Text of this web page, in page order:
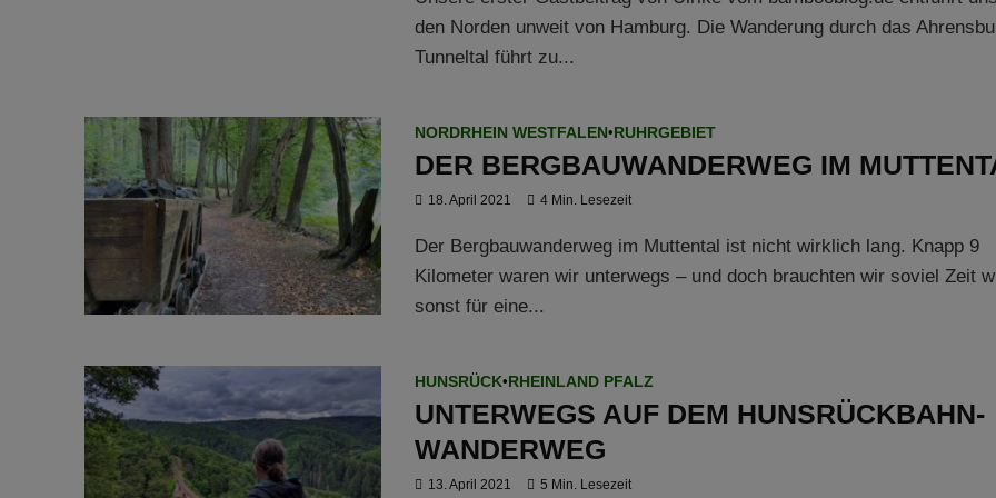
den Norden unweit von Hamburg. Die Wanderung durch das
Tunneltal führt zu...
NORDRHEIN WESTFALEN•RUHRGEBIET
DER BERGBAUWANDERWEG IM
18. April 2021 4 Min. Lesezeit
Der Bergbauwanderweg im Muttental ist nicht wirklich lang. Knapp 9
Kilometer waren wir unterwegs – und doch brauchten wir soviel Zeit
sonst für eine...
HUNSRÜCK•RHEINLAND PFALZ
UNTERWEGS AUF DEM HUNSRÜCKBAHN-
WANDERWEG
13. April 2021 5 Min. Lesezeit